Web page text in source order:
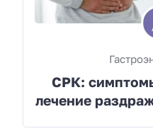
СРК:
лечение